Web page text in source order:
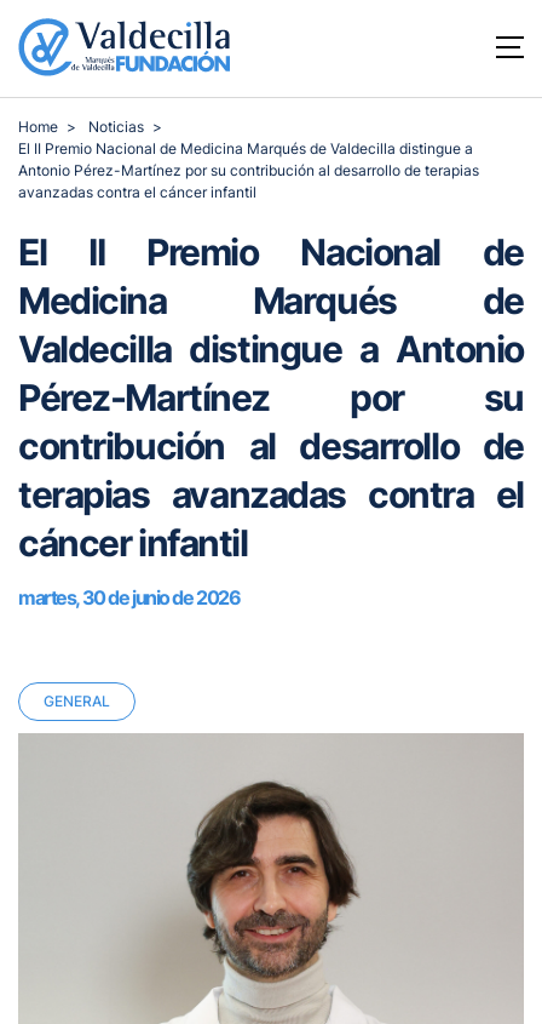
Home
Noticias
El II Premio Nacional de Medicina Marqués de Valdecilla distingue a
Antonio Pérez-Martínez por su contribución al desarrollo de terapias
avanzadas contra el cáncer infantil
El II Premio Nacional de
Medicina Marqués de
Valdecilla distingue a Antonio
Pérez-Martínez por su
contribución al desarrollo de
terapias avanzadas contra el
cáncer infantil
martes, 30 de junio de 2026
GENERAL